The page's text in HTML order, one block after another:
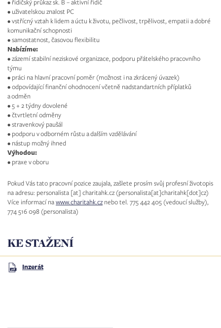
• řidičský průkaz sk. B – aktivní řidič
• uživatelskou znalost PC
• vstřícný vztah k lidem a úctu k životu, pečlivost, trpělivost, empatii a dobré
komunikační schopnosti
• samostatnost, časovou flexibilitu
Nabízíme:
• zázemí stabilní neziskové organizace, podporu přátelského pracovního
týmu
• práci na hlavní pracovní poměr (možnost i na zkrácený úvazek)
• odpovídající finanční ohodnocení včetně nadstandartních příplatků
a odměn
• 5 + 2 týdny dovolené
• čtvrtletní odměny
• stravenkový paušál
• podporu v odborném růstu a dalším vzdělávání
• nástup možný ihned
Výhodou:
• praxe v oboru
Pokud Vás tato pracovní pozice zaujala, zašlete prosím svůj profesní životopis
na adresu: personalista [at] charitahk.cz (personalista[at]charitahk[dot]cz)
Více informací nawww.charitahk.cznebo tel. 775 442 405 (vedoucí služby),
774 516 098 (personalista)
KE STAŽENÍ
Inzerát